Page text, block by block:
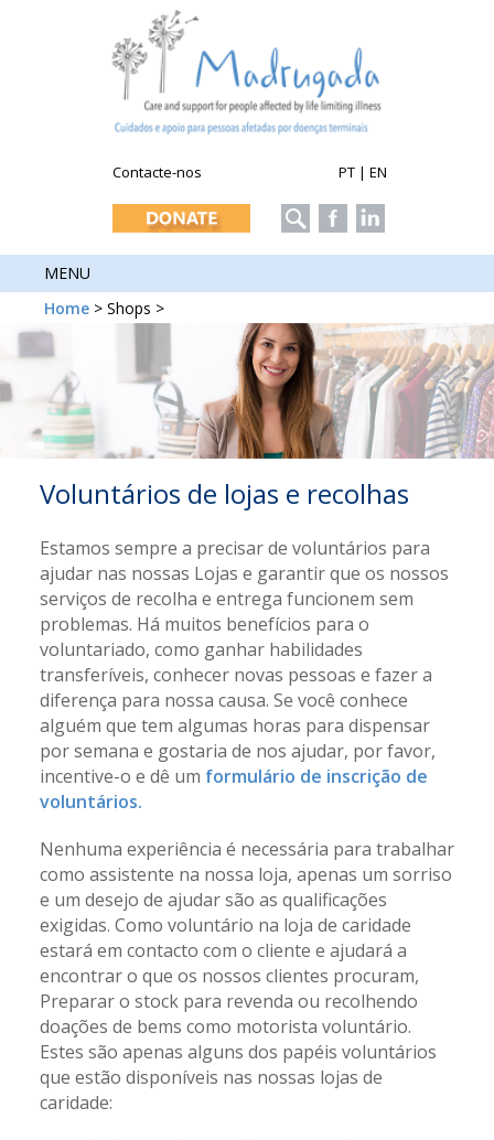
Contacte-nos PT | EN
MENU
Home > Shops >
Voluntários de lojas e recolhas
Estamos sempre a precisar de voluntários para
ajudar nas nossas Lojas e garantir que os nossos
serviços de recolha e entrega funcionem sem
problemas. Há muitos benefícios para o
voluntariado, como ganhar habilidades
transferíveis, conhecer novas pessoas e fazer a
diferença para nossa causa. Se você conhece
alguém que tem algumas horas para dispensar
por semana e gostaria de nos ajudar, por favor,
incentive-o e dê um formulário de inscrição de
voluntários.
Nenhuma experiência é necessária para trabalhar
como assistente na nossa loja, apenas um sorriso
e um desejo de ajudar são as qualificações
exigidas. Como voluntário na loja de caridade
estará em contacto com o cliente e ajudará a
encontrar o que os nossos clientes procuram,
Preparar o stock para revenda ou recolhendo
doações de bems como motorista voluntário.
Estes são apenas alguns dos papéis voluntários
que estão disponíveis nas nossas lojas de
caridade: